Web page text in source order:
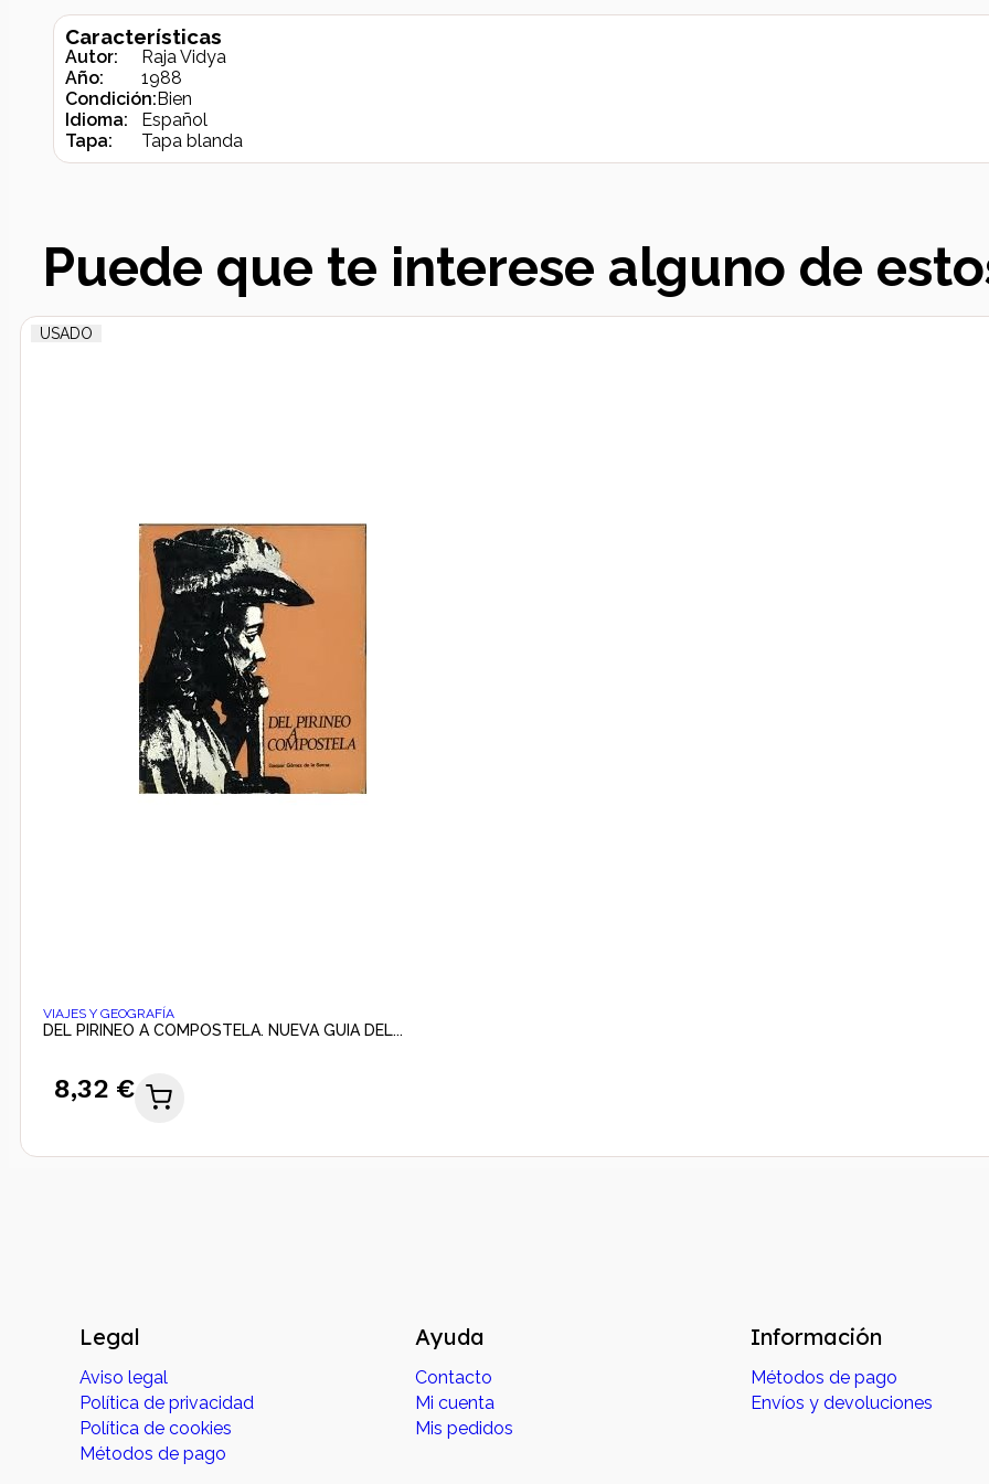
Características
Autor:
Raja Vidya
Año:
1988
Condición:Bien
Idioma:
Español
Tapa:
Tapa blanda
Puede que te interese alguno de
USADO
VIAJES Y GEOGRAFÍA
DEL PIRINEO A COMPOSTELA. NUEVA GUIA DEL...
8,32 €
Legal
Aviso legal
Política de privacidad
Política de cookies
Métodos de pago
Ayuda
Contacto
Mi cuenta
Mis pedidos
Información
Métodos de pago
Envíos y devoluciones